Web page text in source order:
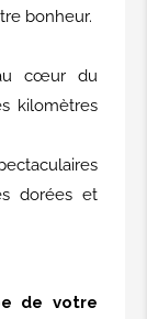
à
bonheur.
cœur du
kilomètres
dorées et
de votre